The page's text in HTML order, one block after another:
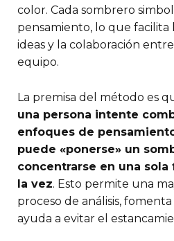
color. Cada sombrero
pensamiento, lo que facilita
ideas y la colaboración
equipo.
La premisa del método es
una persona intente
enfoques de
puede «ponerse» un
concentrarse en una sola
la vez. Esto permite una
proceso de análisis,
ayuda a evitar el